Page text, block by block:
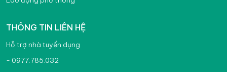
THÔNG TIN LIÊN HỆ
Hỗ trợ nhà tuyển dụng
- 0977.785.032